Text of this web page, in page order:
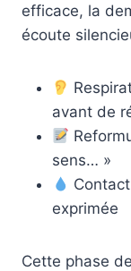
efficace, la
écoute
avant de
sens… »
exprimée
Cette phase